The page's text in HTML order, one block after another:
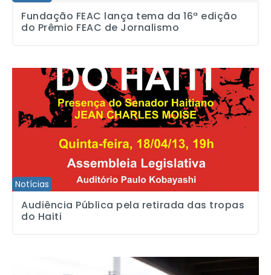
Fundação FEAC lança tema da 16ª edição
do Prêmio FEAC de Jornalismo
Notícias
Audiência Pública pela retirada das tropas do Haiti
Audiência Pública pela retirada das tropas
do Haiti
Estadão: SJSP insiste na anulação das demissões